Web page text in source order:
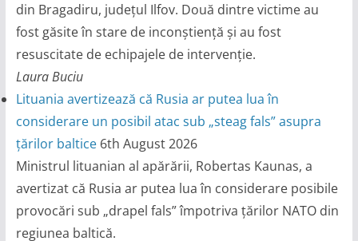
din Bragadiru, județul Ilfov. Două dintre victime au
fost găsite în stare de inconștiență și au fost
resuscitate de echipajele de intervenție.
Laura Buciu
Lituania avertizează că Rusia ar putea lua în
considerare un posibil atac sub „steag fals” asupra
țărilor baltice 6th August 2026
Ministrul lituanian al apărării, Robertas Kaunas, a
avertizat că Rusia ar putea lua în considerare posibile
provocări sub „drapel fals” împotriva țărilor NATO din
regiunea baltică.